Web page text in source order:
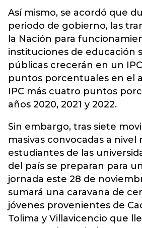
Así mismo, se acordó que
periodo de gobierno, las
la Nación para
instituciones de educación
públicas crecerán en un
puntos porcentuales en el
IPC más cuatro puntos
años 2020, 2021 y 2022.
Sin embargo, tras siete
masivas convocadas a nivel
estudiantes de las
del país se preparan para
jornada este 28 de
sumará una caravana de
jóvenes provenientes de
Tolima y Villavicencio que